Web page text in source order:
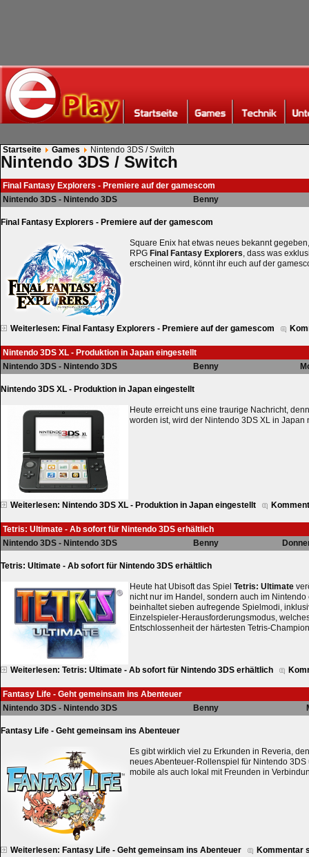
Startseite Games Nintendo 3DS / Switch
Nintendo 3DS / Switch
Final Fantasy Explorers - Premiere auf der gamescom
Nintendo 3DS - Nintendo 3DS
Benny
Final Fantasy Explorers - Premiere auf der gamescom
Square Enix hat etwas neues bekannt
RPG Final Fantasy Explorers, dass was
erscheinen wird, könnt ihr euch auf der
Weiterlesen: Final Fantasy Explorers - Premiere auf der gamescom
Nintendo 3DS XL - Produktion in Japan eingestellt
Nintendo 3DS - Nintendo 3DS
Benny
Nintendo 3DS XL - Produktion in Japan eingestellt
Heute erreicht uns eine traurige Nachricht,
worden ist, wird der Nintendo 3DS XL in Japan
Weiterlesen: Nintendo 3DS XL - Produktion in Japan eingestellt
Tetris: Ultimate - Ab sofort für Nintendo 3DS erhältlich
Nintendo 3DS - Nintendo 3DS
Benny
Tetris: Ultimate - Ab sofort für Nintendo 3DS erhältlich
Heute hat Ubisoft das Spiel Tetris: Ultimate
nicht nur im Handel, sondern auch im Nintendo
beinhaltet sieben aufregende Spielmodi,
Einzelspieler-Herausforderungsmodus,
Entschlossenheit der härtesten Tetris-
Weiterlesen: Tetris: Ultimate - Ab sofort für Nintendo 3DS erhältlich
Fantasy Life - Geht gemeinsam ins Abenteuer
Nintendo 3DS - Nintendo 3DS
Benny
Fantasy Life - Geht gemeinsam ins Abenteuer
Es gibt wirklich viel zu Erkunden in Reveria,
neues Abenteuer-Rollenspiel für Nintendo 3DS
mobile als auch lokal mit Freunden in
Weiterlesen: Fantasy Life - Geht gemeinsam ins Abenteuer Kommentar